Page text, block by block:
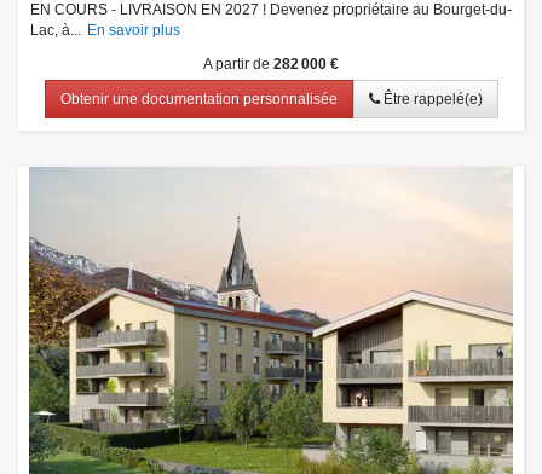
EN COURS - LIVRAISON EN 2027 ! Devenez propriétaire au Bourget-du-
Lac, à... En savoir plus
A partir de 282 000 €
Obtenir une documentation personnalisée Être rappelé(e)